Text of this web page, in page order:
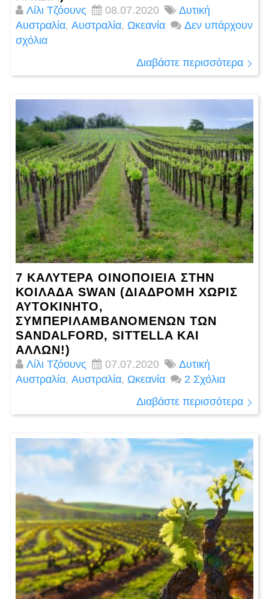
Λίλι Τζόουνς 08.07.2020
Δυτική
Αυστραλία, Αυστραλία, Ωκεανία
Δεν υπάρχουν
σχόλια
Διαβάστε περισσότερα
7 ΚΑΛΎΤΕΡΑ ΟΙΝΟΠΟΙΕΊΑ ΣΤΗΝ
ΚΟΙΛΆΔΑ SWAN (ΔΙΑΔΡΟΜΉ ΧΩΡΊΣ
ΑΥΤΟΚΊΝΗΤΟ,
ΣΥΜΠΕΡΙΛΑΜΒΑΝΟΜΈΝΩΝ ΤΩΝ
SANDALFORD, SITTELLA ΚΑΙ
ΆΛΛΩΝ!)
Λίλι Τζόουνς 07.07.2020
Δυτική
Αυστραλία, Αυστραλία, Ωκεανία
2 Σχόλια
Διαβάστε περισσότερα